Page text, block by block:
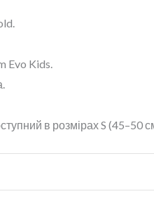
Evo Kids.
в розмірах S (45–50